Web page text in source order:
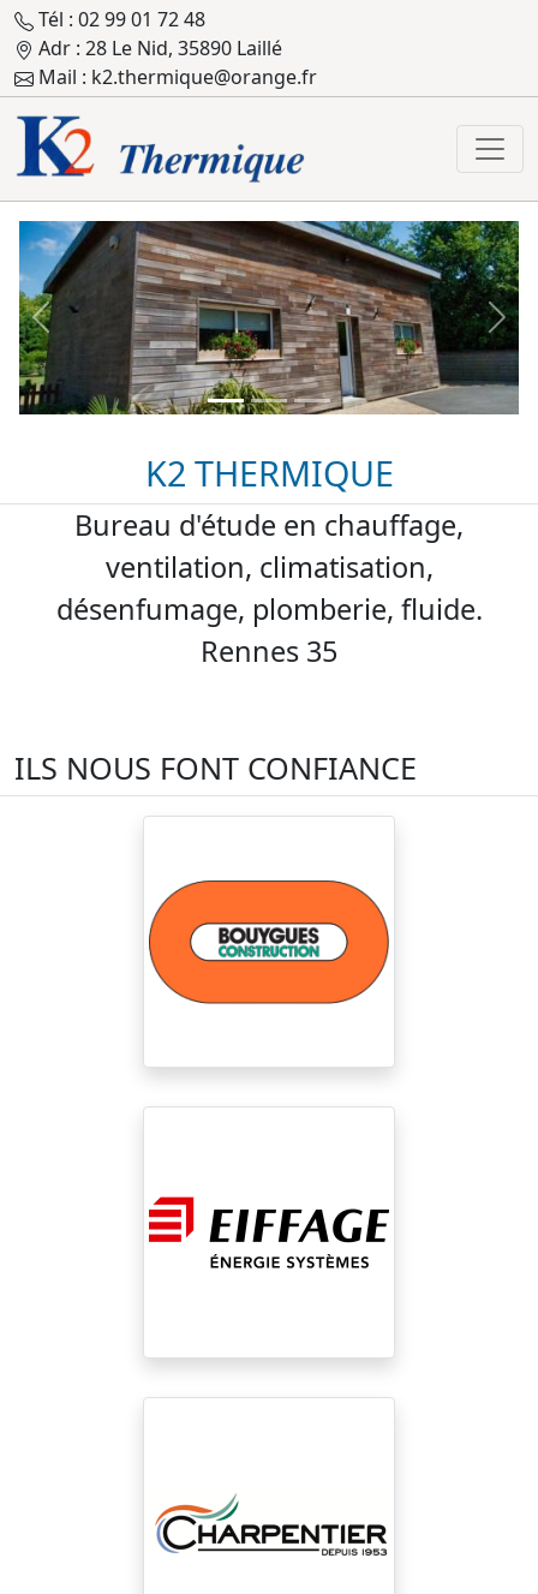
Tél : 02 99 01 72 48
Adr : 28 Le Nid, 35890 Laillé
Mail : k2.thermique@orange.fr
Previous Next
K2 THERMIQUE
Bureau d'étude en chauffage,
ventilation, climatisation,
désenfumage, plomberie, fluide.
Rennes 35
ILS NOUS FONT CONFIANCE